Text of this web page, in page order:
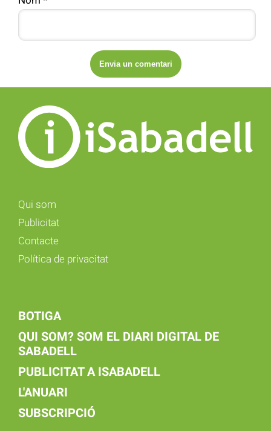
Qui som
Publicitat
Contacte
Política de privacitat
BOTIGA
QUI SOM? SOM EL DIARI DIGITAL DE
SABADELL
PUBLICITAT A ISABADELL
L'ANUARI
SUBSCRIPCIÓ